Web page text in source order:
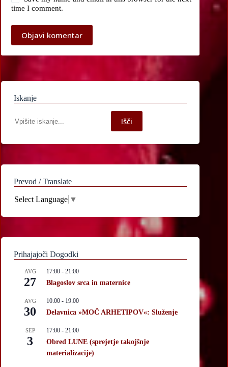
time I comment.
Objavi komentar
Iskanje
po
Išči
Prevod / Translate
Select Language ▼
Prihajajoči Dogodki
AVG
27
17:00 - 21:00
Blagoslov srca in maternice
AVG
30
10:00 - 19:00
Delavnica »MOČ ARHETIPOV«: Služenje
SEP
3
17:00 - 21:00
Obred LUNE (sprejetje takojšnje
materializacije)